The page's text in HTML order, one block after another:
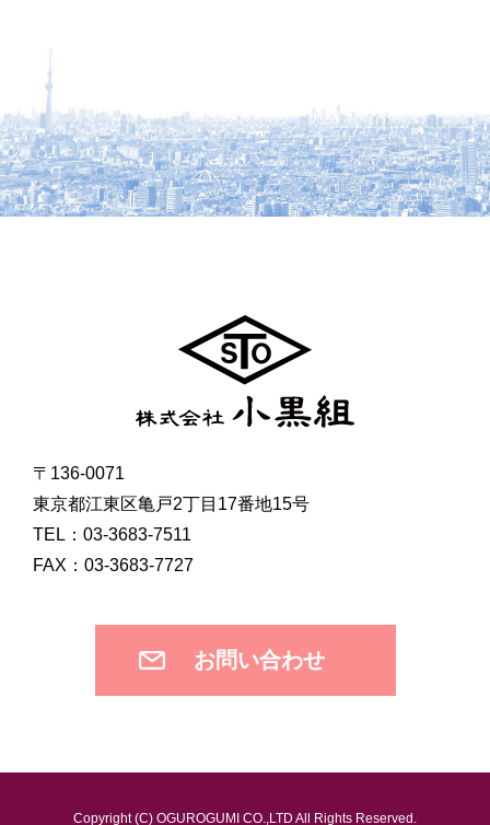
〒136-0071
東京都江東区亀戸2丁目17番地15号
TEL：03-3683-7511
FAX：03-3683-7727
お問い合わせ
Copyright (C) OGUROGUMI CO.,LTD All Rights Reserved.